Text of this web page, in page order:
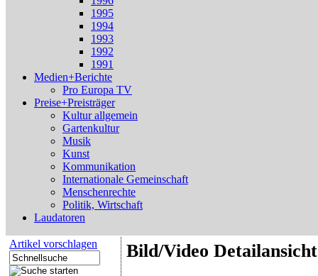
1995
1994
1993
1992
1991
Medien+Berichte
Pro Europa TV
Preise+Preisträger
Kultur allgemein
Gartenkultur
Musik
Kunst
Kommunikation
Internationale Gemeinschaft
Menschenrechte
Politik, Wirtschaft
Laudatoren
Artikel vorschlagen Bild/Video